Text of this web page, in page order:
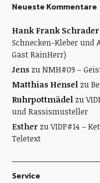
Neueste Kommentare
Hank Frank Schrader
Schnecken-Kleber und
Gast RainHerr)
JenszuNMH#09 –
Matthias Henselzu
Ruhrpottmädelzu
und Rassismusteller
EstherzuVIDP#14 –
Teletext
Service